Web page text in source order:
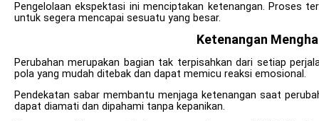
Pengelolaan ekspektasi ini menciptakan ketenangan. Proses
untuk segera mencapai sesuatu yang besar.
Ketenangan
Perubahan merupakan bagian tak terpisahkan dari setiap
pola yang mudah ditebak dan dapat memicu reaksi emosional.
Pendekatan sabar membantu menjaga ketenangan saat
dapat diamati dan dipahami tanpa kepanikan.